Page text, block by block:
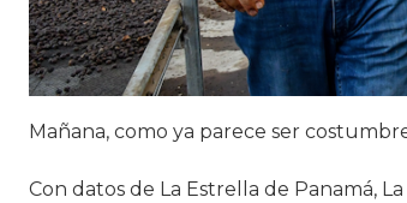
Mañana, como ya parece ser
Con datos de La Estrella de Panamá,